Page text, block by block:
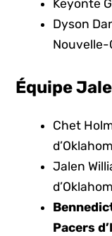
Keyonte
Dyson
Nouvelle-
Équipe
Chet
Jalen
Pacers